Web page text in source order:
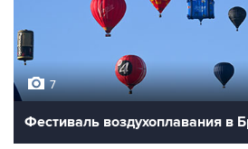
7
Фестиваль воздухоплавания в